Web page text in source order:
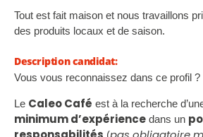
Tout est fait maison et nous travaillons
des produits locaux et de saison.
Description candidat:
Vous vous reconnaissez dans ce profil ?
Le Caleo Café est à la recherche
minimum d’expérience dans un
(